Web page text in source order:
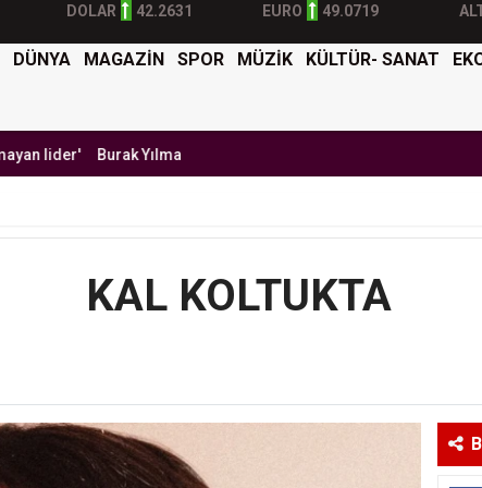
DOLAR 42.2631 EURO 49.0719
DÜNYA MAGAZİN SPOR MÜZİK KÜLTÜR- SANAT
Burak Yılmaz'dan Mehmet Ekici'ye gel çağrısı BTK Siber Ordu
KAL KOLTUKTA